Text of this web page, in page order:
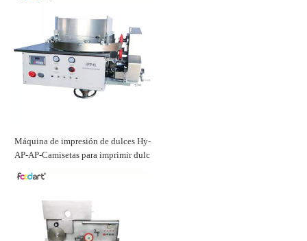
Máquina de impresión de dulces Hy-
AP-AP-Camisetas para imprimir dulc